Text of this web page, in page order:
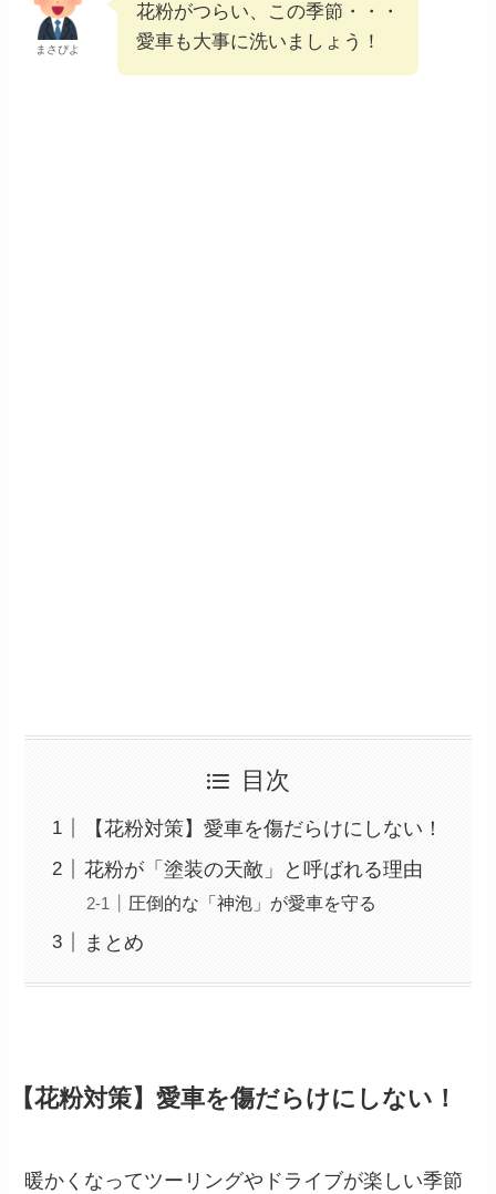
まさぴよ
花粉がつらい、この季節・・・
愛車も大事に洗いましょう！
目次
【花粉対策】愛車を傷だらけにしない！
花粉が「塗装の天敵」と呼ばれる理由
圧倒的な「神泡」が愛車を守る
まとめ
【花粉対策】愛車を傷だらけにしない！
暖かくなってツーリングやドライブが楽しい季節